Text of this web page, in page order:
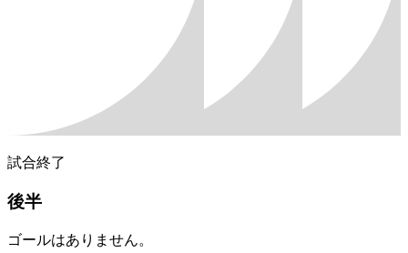
試合終了
後半
ゴールはありません。